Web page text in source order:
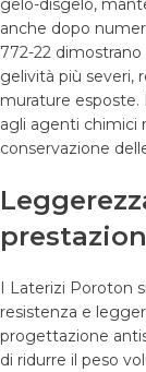
anche dopo
772-22
gelività più severi,
murature esposte.
agli agenti chimici
conservazione
I Laterizi Poroton
resistenza e
progettazione
di ridurre il peso